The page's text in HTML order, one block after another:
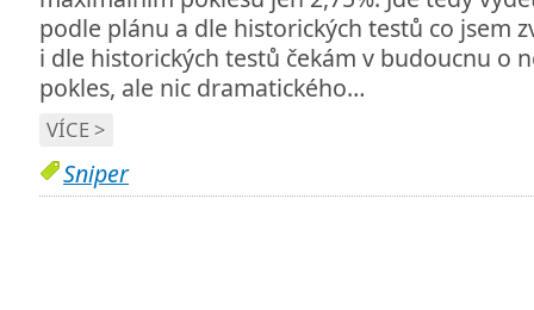
podle plánu a dle historických testů co jsem
i dle historických testů čekám v budoucnu o
pokles, ale nic dramatického…
VÍCE >
Sniper